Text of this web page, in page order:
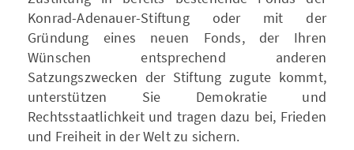
Konrad-Adenauer-Stiftung oder mit der
Gründung eines neuen Fonds, der Ihren
Wünschen entsprechend anderen
Satzungszwecken der Stiftung zugute kommt,
unterstützen Sie Demokratie und
Rechtsstaatlichkeit und tragen dazu bei, Frieden
und Freiheit in der Welt zu sichern.